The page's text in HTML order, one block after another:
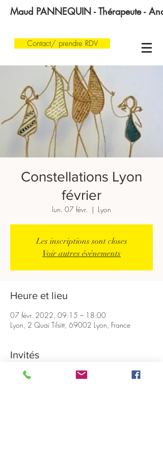
Maud PANNEQUIN - Thérapeute -
Contact/ prendre RDV
Constellations Lyon
février
lun. 07 févr.
  |
Lyon
Les inscriptions sont closes
Voir autres événements
Heure et lieu
07 févr. 2022, 09:15 – 18:00
Lyon, 2 Quai Tilsitt, 69002 Lyon, France
Invités
+ 8 autres invités